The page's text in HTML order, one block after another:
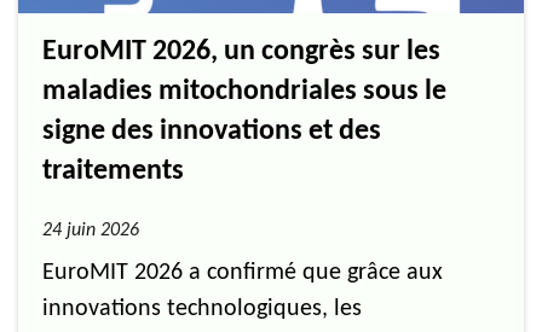
EuroMIT 2026, un congrès sur les
maladies mitochondriales sous le
signe des innovations et des
traitements
24 juin 2026
EuroMIT 2026 a confirmé que grâce aux
innovations technologiques, les